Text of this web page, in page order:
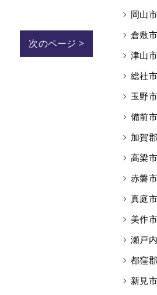
次のページ >
岡山
倉敷
津山
総社
玉野
備前
加賀
高梁
赤磐
真庭
美作
瀬戸
都窪
新見